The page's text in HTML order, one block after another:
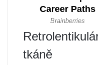
tkáně